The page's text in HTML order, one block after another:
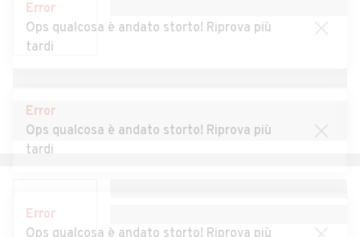
Auto usate Lasa
Auto usate Luson
Auto usate Marlengo Auto usate Martello
Tesido
Error
Ops qualcosa è andato storto! Riprova più
tardi
Error
Ops qualcosa è andato storto! Riprova più
tardi
Error
Ops qualcosa è andato storto! Riprova più